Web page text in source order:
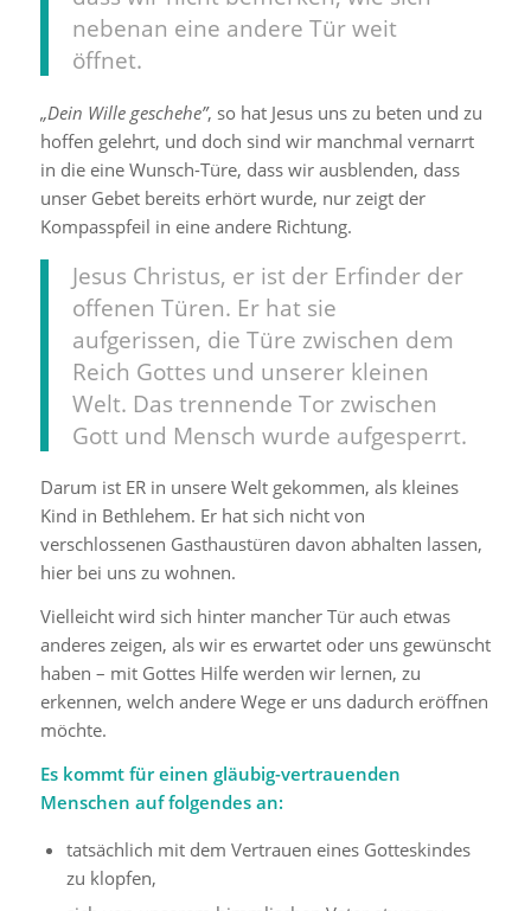
nebenan eine andere Tür weit
öffnet.
„Dein Wille geschehe”, so hat Jesus uns zu beten und zu
hoffen gelehrt, und doch sind wir manchmal vernarrt
in die eine Wunsch-Türe, dass wir ausblenden, dass
unser Gebet bereits erhört wurde, nur zeigt der
Kompasspfeil in eine andere Richtung.
Jesus Christus, er ist der Erfinder der
offenen Türen. Er hat sie
aufgerissen, die Türe zwischen dem
Reich Gottes und unserer kleinen
Welt. Das trennende Tor zwischen
Gott und Mensch wurde aufgesperrt.
Darum ist ER in unsere Welt gekommen, als kleines
Kind in Bethlehem. Er hat sich nicht von
verschlossenen Gasthaustüren davon abhalten lassen,
hier bei uns zu wohnen.
Vielleicht wird sich hinter mancher Tür auch etwas
anderes zeigen, als wir es erwartet oder uns gewünscht
haben – mit Gottes Hilfe werden wir lernen, zu
erkennen, welch andere Wege er uns dadurch eröffnen
möchte.
Es kommt für einen gläubig-vertrauenden
Menschen auf folgendes an:
tatsächlich mit dem Vertrauen eines Gotteskindes
zu klopfen,